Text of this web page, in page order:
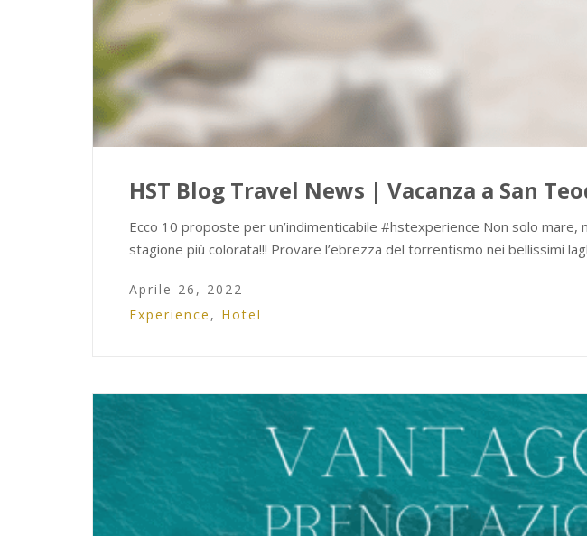
HST Blog Travel News | Vacanza a San
Ecco 10 proposte per un’indimenticabile #hstexperience Non solo
stagione più colorata!!! Provare l’ebrezza del torrentismo nei bellissimi
Aprile 26, 2022
Experience , Hotel